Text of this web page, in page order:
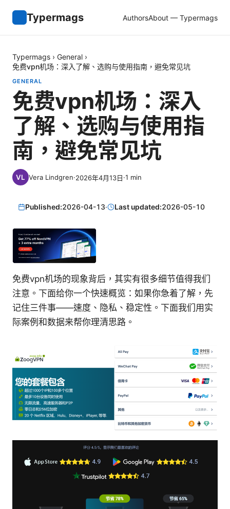
Typermags AuthorsAbout — Typermags
Typermags › General ›
免费vpn机场：深入了解、选购与使用指南，避免常见坑
GENERAL
免费vpn机场：深入
了解、选购与使用指
南，避免常见坑
Vera Lindgren·2026年4月13日·1 min
Published:2026-04-13· Last updated:2026-05-10
免费vpn机场的现象背后，其实有很多细节值得我们
注意。下面给你一个快速概览：如果你急着了解，先
记住三件事——速度、隐私、稳定性。下面我们用实
际案例和数据来帮你理清思路。